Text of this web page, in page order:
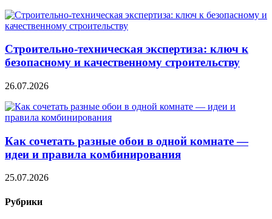
Строительно‑техническая экспертиза: ключ к
безопасному и качественному строительству
26.07.2026
Как сочетать разные обои в одной комнате —
идеи и правила комбинирования
25.07.2026
Рубрики